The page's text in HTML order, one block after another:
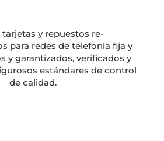
tarjetas y repuestos re-
para redes de telefonía fija y
y garantizados, verificados y
estándares de control
de calidad.